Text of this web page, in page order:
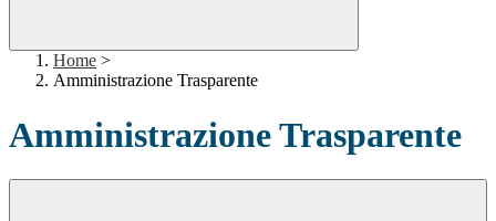
Home >
Amministrazione Trasparente
Amministrazione Trasparente